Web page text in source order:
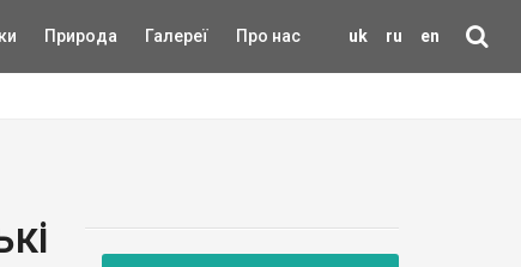
uk ru en
Природа Галереї Про нас